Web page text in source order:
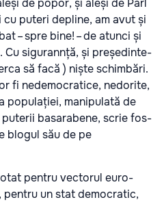
de popor, și ale­și de Par­l
pute­ri depli­ne, am avut și
– spre bine! – de atun­ci și
Cu sigu­rann­ță, și pre­șe­din­te­
să facă ) niș­te schim­bă­ri.
fi nede­mo­cra­ti­ce, nedo­ri­te,
popu­la­ți­ei, mani­pu­la­tă de
basa­ra­be­ne, scrie fos­
blo­gul său de pe
pen­tru vec­to­rul euro­
un stat demo­cra­tic,